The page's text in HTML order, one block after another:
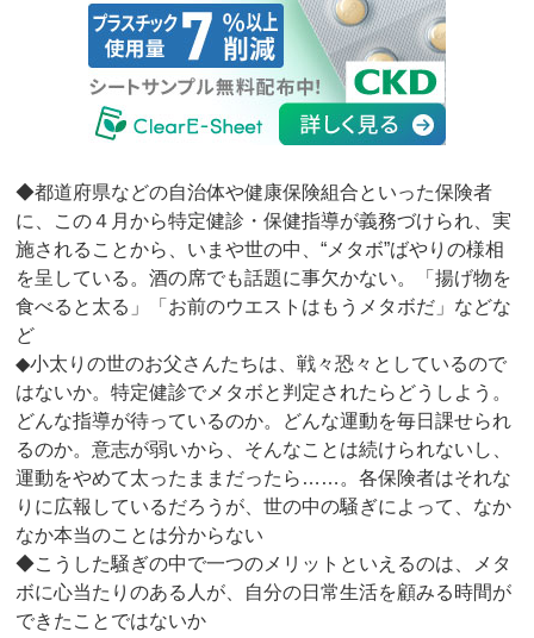
◆都道府県などの自治体や健康保険組合といった保険者
に、この４月から特定健診・保健指導が義務づけられ、実
施されることから、いまや世の中、“メタボ”ばやりの様相
を呈している。酒の席でも話題に事欠かない。「揚げ物を
食べると太る」「お前のウエストはもうメタボだ」などな
ど
◆小太りの世のお父さんたちは、戦々恐々としているので
はないか。特定健診でメタボと判定されたらどうしよう。
どんな指導が待っているのか。どんな運動を毎日課せられ
るのか。意志が弱いから、そんなことは続けられないし、
運動をやめて太ったままだったら……。各保険者はそれな
りに広報しているだろうが、世の中の騒ぎによって、なか
なか本当のことは分からない
◆こうした騒ぎの中で一つのメリットといえるのは、メタ
ボに心当たりのある人が、自分の日常生活を顧みる時間が
できたことではないか